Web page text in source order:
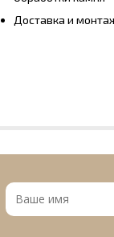
Доставка и